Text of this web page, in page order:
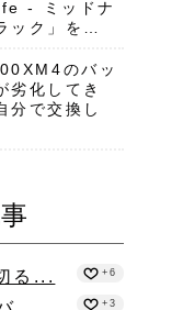
- ミッドナ
ック」をレ
のバッ
劣化してき
分で交換し
る... +6
+3